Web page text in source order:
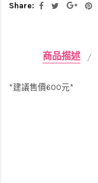
Share:
商品描述
*建議售價600元*